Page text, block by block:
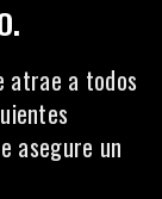
.
atrae a todos
asegure un